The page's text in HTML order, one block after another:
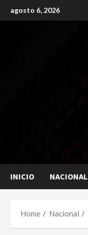
to
agosto 6, 2026
INICIO NACIONAL
Home Nacional